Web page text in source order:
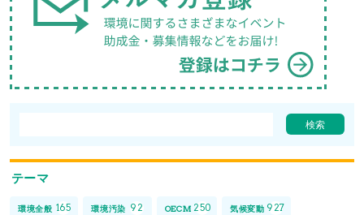
テーマ
環境全般 165 環境汚染 92 OECM 250 気候変動 927